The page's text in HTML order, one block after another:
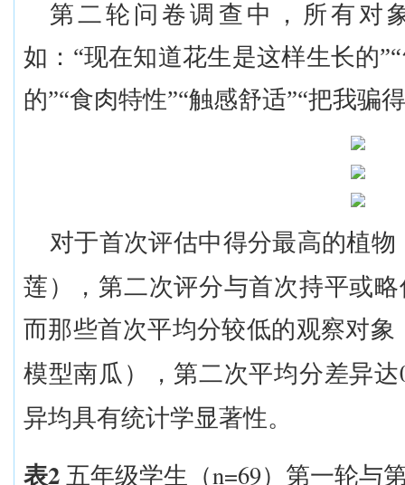
第二轮 问卷调查中，所有对
如： “现在知道花生是这样生长的”“
的”“食肉特性”“触感舒适”“把我骗
对于首次评估中得分最高的植
莲）， 第二次评分与首次持平或
而那些首次平均分较低的观察对
模型南瓜 ）， 第二次平均分差异达
异均具有统计学显著性。
表2 五年级学生（n=69）第一轮与